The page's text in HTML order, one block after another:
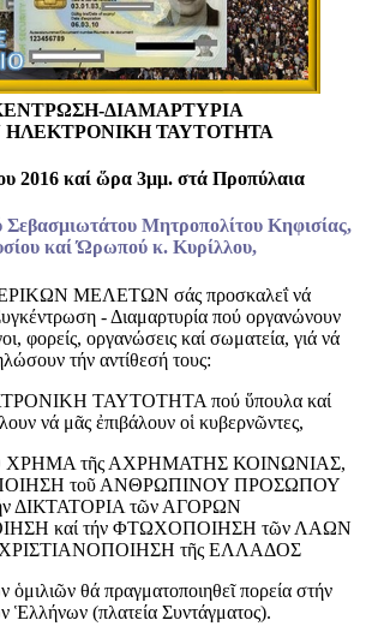
ΔΙΑΜΑΡΤΥΡΙΑ
ΗΛΕΚΤΡΟΝΙΚΗ ΤΑΥΤΟΤΗΤΑ
2016 καί ὥρα 3μμ. στά Προπύλαια
Σεβασμιωτάτου Μητροπολίτου Κηφισίας,
καί Ώρωπού κ. Κυρίλλου,
ΜΕΛΕΤΩΝ σάς προσκαλεΐ νά
- Διαμαρτυρία πού οργανώνουν
φορείς, οργανώσεις καί σωματεία, γιά νά
τήν αντίθεσή τους:
ΤΑΥΤΟΤΗΤΑ πού ὕπουλα καί
νά μᾶς ἐπιβάλουν οἱ κυβερνῶντες,
ΧΡΗΜΑ τῆς ΑΧΡΗΜΑΤΗΣ ΚΟΙΝΩΝΙΑΣ,
τοῦ ΑΝΘΡΩΠΙΝΟΥ ΠΡΟΣΩΠΟΥ
ΔΙΚΤΑΤΟΡΙΑ τῶν ΑΓΟΡΩΝ
καί τήν ΦΤΩΧΟΠΟΙΗΣΗ τῶν ΛΑΩΝ
τῆς ΕΛΛΑΔΟΣ
ὁμιλιῶν θά πραγματοποιηθεῖ πορεία στήν
Ἑλλήνων (πλατεία Συντάγματος).